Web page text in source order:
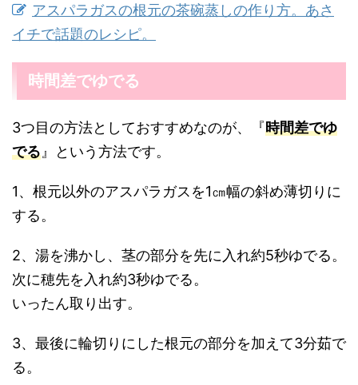
アスパラガスの根元の茶碗蒸しの作り方。あさ
イチで話題のレシピ。
時間差でゆでる
3つ目の方法としておすすめなのが、『時間差でゆ
でる 』という方法です。
1、根元以外のアスパラガスを1㎝幅の斜め薄切りに
する。
2、湯を沸かし、茎の部分を先に入れ約5秒ゆでる。
次に穂先を入れ約3秒ゆでる。
いったん取り出す。
3、最後に輪切りにした根元の部分を加えて3分茹で
る。